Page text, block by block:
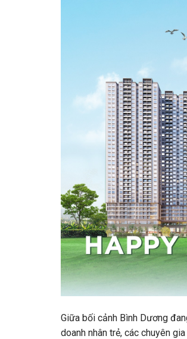
Giữa bối cảnh Bình Dương
doanh nhân trẻ, các chuyên